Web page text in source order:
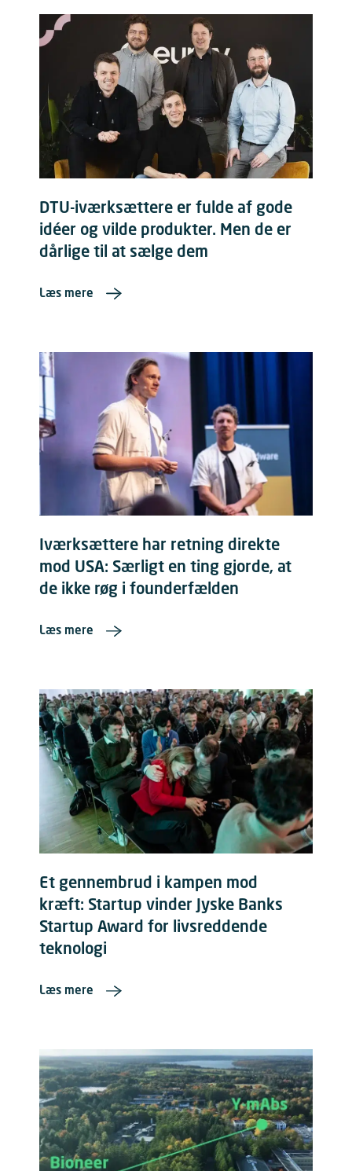
DTU-iværksættere er fulde af gode
idéer og vilde produkter. Men de er
dårlige til at sælge dem
Læs mere
Iværksættere har retning direkte
mod USA: Særligt en ting gjorde, at
de ikke røg i founderfælden
Læs mere
Et gennembrud i kampen mod
kræft: Startup vinder Jyske Banks
Startup Award for livsreddende
teknologi
Læs mere